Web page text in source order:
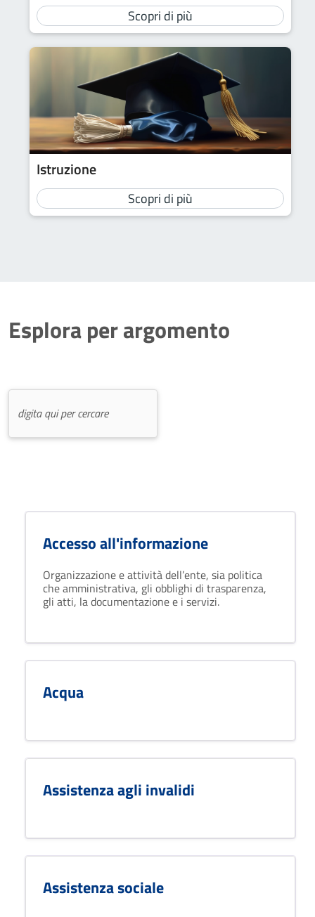
Scopri di più
Istruzione
Scopri di più
Esplora per argomento
Accesso all'informazione
Organizzazione e attività dell’ente, sia politica
che amministrativa, gli obblighi di trasparenza,
gli atti, la documentazione e i servizi.
Acqua
Assistenza agli invalidi
Assistenza sociale